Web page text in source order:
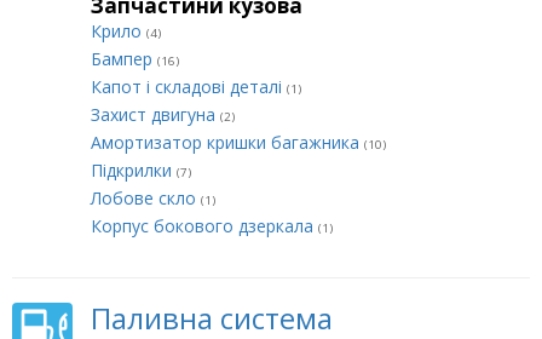
Крило (4)
Бампер (16)
Капот і складові деталі (1)
Захист двигуна (2)
Амортизатор кришки багажника (10)
Підкрилки (7)
Лобове скло (1)
Корпус бокового дзеркала (1)
Паливна система